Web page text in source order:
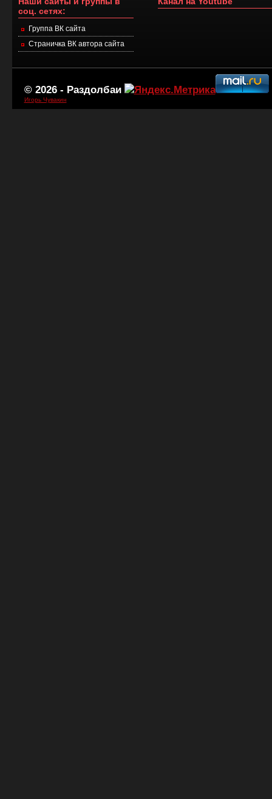
соц. сетях:
Группа ВК сайта
Страничка ВК автора сайта
© 2026 - Раздолбаи
Игорь Чувакин